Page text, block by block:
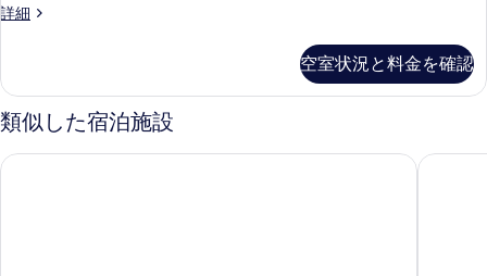
詳細
ス
ベ
ッ
ド
数
空室状況と料金を確認
類似した宿泊施設
レイク ルイーズ イン マウン